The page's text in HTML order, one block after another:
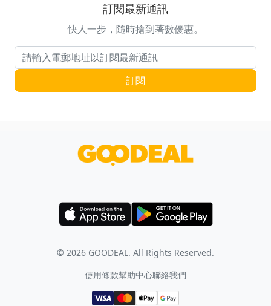
訂閱最新通訊
快人一步，隨時搶到著數優惠。
電郵地址 訂閱
© 2026 GOODEAL. All Rights Reserved.
使用條款幫助中心聯絡我們